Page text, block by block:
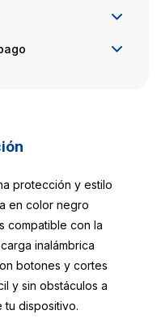
protección y estilo
en color negro
compatible con la
inalámbrica
botones y cortes
y sin obstáculos a
tu dispositivo.